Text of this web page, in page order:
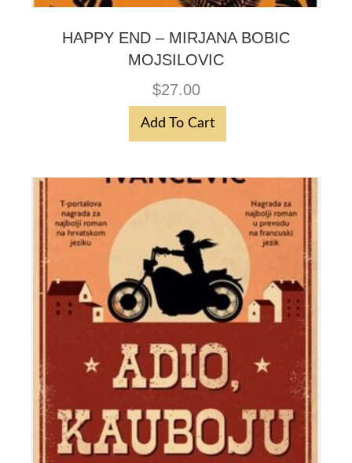
HAPPY END – MIRJANA BOBIC
MOJSILOVIC
$27.00
Add To Cart